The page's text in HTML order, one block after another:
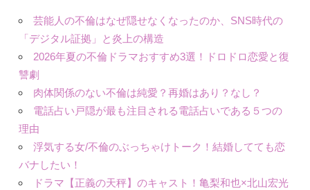
芸能人の不倫はなぜ隠せなくなったのか、SNS時代の
「デジタル証拠」と炎上の構造
2026年夏の不倫ドラマおすすめ3選！ドロドロ恋愛と復
讐劇
肉体関係のない不倫は純愛？再婚はあり？なし？
電話占い戸隠が最も注目される電話占いである５つの
理由
浮気する女/不倫のぶっちゃけトーク！結婚してても恋
バナしたい！
ドラマ【正義の天秤】のキャスト！亀梨和也×北山宏光